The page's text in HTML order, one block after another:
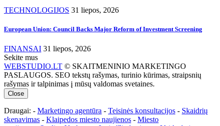
TECHNOLOGIJOS 31 liepos, 2026
European Union: Council Backs Major Reform of Investment Screening
FINANSAI 31 liepos, 2026
Sekite mus
WEBSTUDIO.LT © SKAITMENINIO MARKETINGO
PASLAUGOS. SEO tekstų rašymas, turinio kūrimas, straipsnių
rašymas ir talpinimas į mūsų valdomas svetaines.
Close
Draugai: - Marketingo agentūra - Teisinės konsultacijos - Skaidrių
skenavimas - Klaipedos miesto naujienos - Miesto